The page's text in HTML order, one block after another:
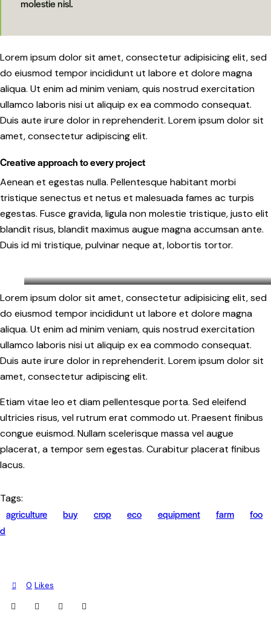
molestie nisl.
Lorem ipsum dolor sit amet, consectetur adipisicing elit, sed
do eiusmod tempor incididunt ut labore et dolore magna
aliqua. Ut enim ad minim veniam, quis nostrud exercitation
ullamco laboris nisi ut aliquip ex ea commodo consequat.
Duis aute irure dolor in reprehenderit. Lorem ipsum dolor sit
amet, consectetur adipiscing elit.
Creative approach to every project
Aenean et egestas nulla. Pellentesque habitant morbi
tristique senectus et netus et malesuada fames ac turpis
egestas. Fusce gravida, ligula non molestie tristique, justo elit
blandit risus, blandit maximus augue magna accumsan ante.
Duis id mi tristique, pulvinar neque at, lobortis tortor.
Lorem ipsum dolor sit amet, consectetur adipisicing elit, sed
do eiusmod tempor incididunt ut labore et dolore magna
aliqua. Ut enim ad minim veniam, quis nostrud exercitation
ullamco laboris nisi ut aliquip ex ea commodo consequat.
Duis aute irure dolor in reprehenderit. Lorem ipsum dolor sit
amet, consectetur adipiscing elit.
Etiam vitae leo et diam pellentesque porta. Sed eleifend
ultricies risus, vel rutrum erat commodo ut. Praesent finibus
congue euismod. Nullam scelerisque massa vel augue
placerat, a tempor sem egestas. Curabitur placerat finibus
lacus.
Tags:
agriculture
buy crop eco equipment farm
foo
d
0 Likes